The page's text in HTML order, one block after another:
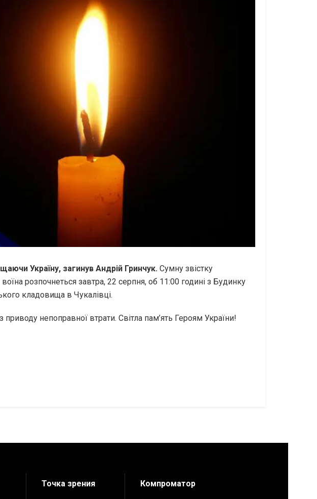
Україну, загинув Андрій Гринчук. Сумну звістку
розпочнеться завтра, 22 серпня, об 11:00 годині з Будинку
кладовища в Чукалівці.
непоправної втрати. Світла пам’ять Героям України!
Точка зрения Компроматор